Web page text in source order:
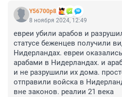
Y56700p8
8 ноября 2024, 12:49
евреи убили арабов и
статусе беженцев получили
Нидерландах. евреи
арабами в Нидерландах. и
и не разрушили их дома.
отправили войска в
вне законов. реалии 21 века